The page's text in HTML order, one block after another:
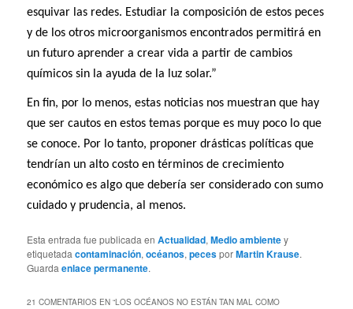
esquivar las redes. Estudiar la composición de estos peces
y de los otros microorganismos encontrados permitirá en
un futuro aprender a crear vida a partir de cambios
químicos sin la ayuda de la luz solar.”
En fin, por lo menos, estas noticias nos muestran que hay
que ser cautos en estos temas porque es muy poco lo que
se conoce. Por lo tanto, proponer drásticas políticas que
tendrían un alto costo en términos de crecimiento
económico es algo que debería ser considerado con sumo
cuidado y prudencia, al menos.
Esta entrada fue publicada enActualidad,Medio ambientey
etiquetadacontaminación,océanos,pecesporMartin Krause.
Guardaenlace permanente.
21 COMENTARIOS EN “LOS OCÉANOS NO ESTÁN TAN MAL COMO